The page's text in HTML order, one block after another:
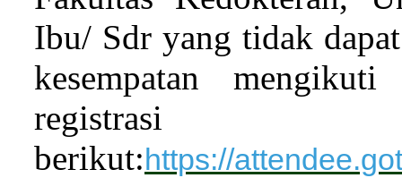
Ibu/ Sdr yang tidak
kesempatan
registrasi
berikut:https://